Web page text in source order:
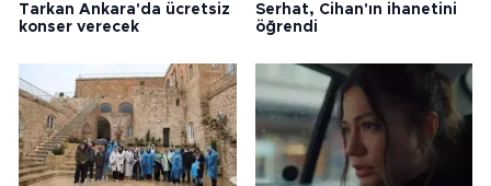
Tarkan Ankara'da ücretsiz
konser verecek
Serhat, Cihan'ın ihanetini
öğrendi